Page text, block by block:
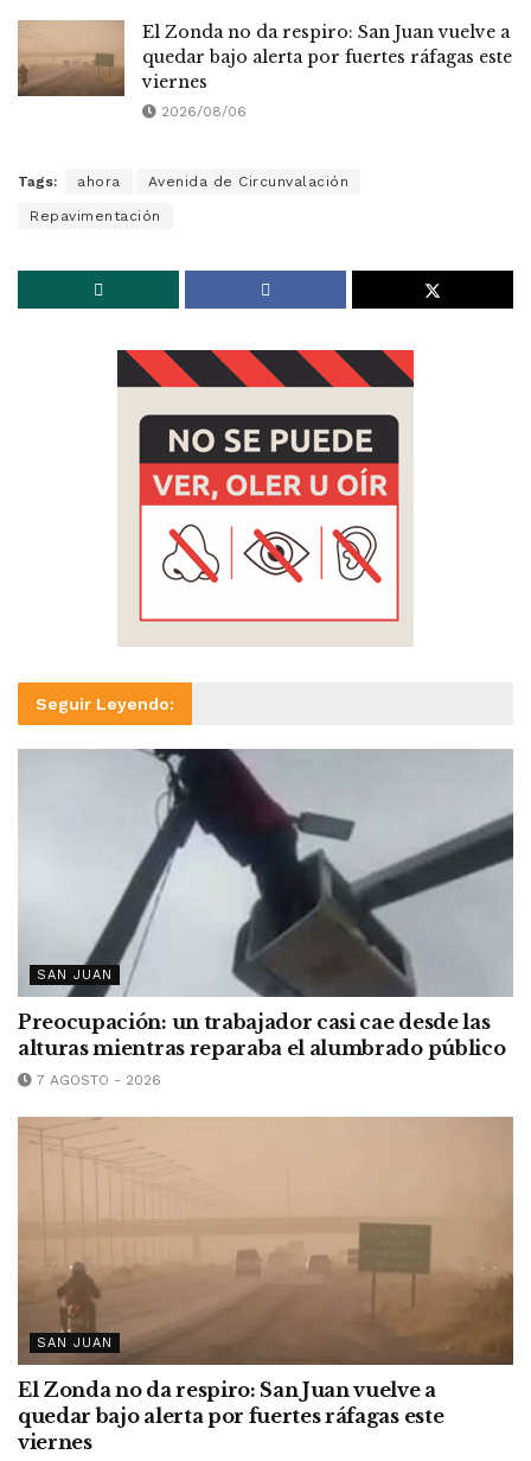
El Zonda no da respiro: San Juan vuelve a
quedar bajo alerta por fuertes ráfagas este
viernes
2026/08/06
Tags: ahora Avenida de Circunvalación
Repavimentación
Seguir Leyendo:
SAN JUAN
Preocupación: un trabajador casi cae desde las
alturas mientras reparaba el alumbrado público
7 AGOSTO - 2026
SAN JUAN
El Zonda no da respiro: San Juan vuelve a
quedar bajo alerta por fuertes ráfagas este
viernes